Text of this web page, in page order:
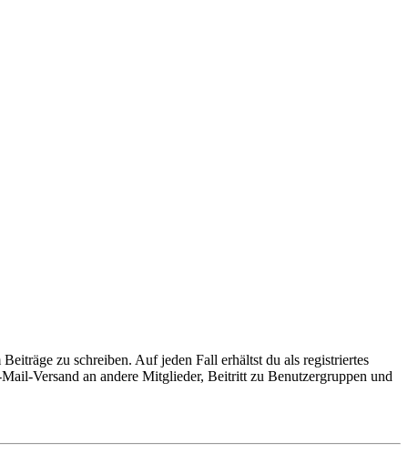
zu schreiben. Auf jeden Fall erhältst du als registriertes
Versand an andere Mitglieder, Beitritt zu Benutzergruppen und